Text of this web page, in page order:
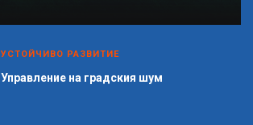
УСТОЙЧИВО РАЗВИТИЕ
Управление на градския шум